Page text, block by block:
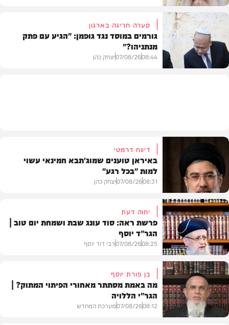
וידאו
סערה חריגה בארגון
גורמים במוסד נגד גופמן: "הגיע עם פתק
מנתניהו?"
08:44
07/08/26יצחק כהן
חדשות
דיווח דרמטי
באיראן טוענים שמוג'תבא חמינאי עשוי
למות "בכל רגע"
08:31
07/08/26יצחק כהן
וידאו
יחוה דעת
פרשת ראה: סוד עונג שבת ושמחת יום טוב |
הגר"ד יוסף
08:25
07/08/26רבי דוד יוסף
בן פורת יוסף
מה באמת מסתתר מאחורי הפיתוי המתוק? |
הגר"י הללויה
08:12
07/08/26מערכת המחדש